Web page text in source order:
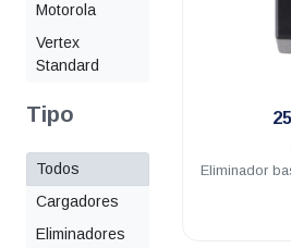
Motorola
Vertex
Standard
Tipo
Todos
Cargadores
Eliminadores
Eliminador